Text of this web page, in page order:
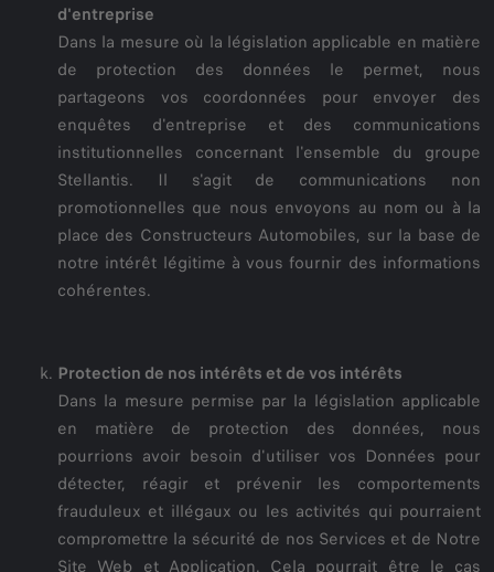
d'entreprise
Dans la mesure où la législation applicable en matière
de protection des données le permet, nous
partageons vos coordonnées pour envoyer des
enquêtes d'entreprise et des communications
institutionnelles concernant l'ensemble du groupe
Stellantis. Il s'agit de communications non
promotionnelles que nous envoyons au nom ou à la
place des Constructeurs Automobiles, sur la base de
notre intérêt légitime à vous fournir des informations
cohérentes.
Protection de nos intérêts et de vos intérêts
Dans la mesure permise par la législation applicable
en matière de protection des données, nous
pourrions avoir besoin d'utiliser vos Données pour
détecter, réagir et prévenir les comportements
frauduleux et illégaux ou les activités qui pourraient
compromettre la sécurité de nos Services et de Notre
Site Web et Application. Cela pourrait être le cas